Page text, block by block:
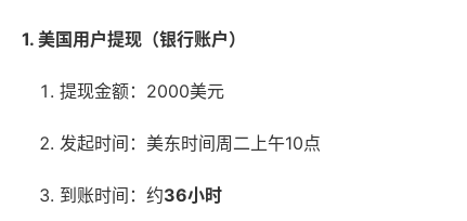
1. 美国用户提现（银行账户）
提现金额：2000美元
发起时间：美东时间周二上午10点
到账时间：约36小时